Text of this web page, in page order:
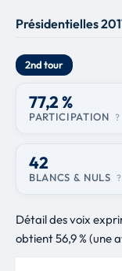
Présidentielles
2nd tour
77,2 %
PARTICIPATION ?
42
BLANCS & NULS ?
Détail des voix
obtient 56,9 % (une